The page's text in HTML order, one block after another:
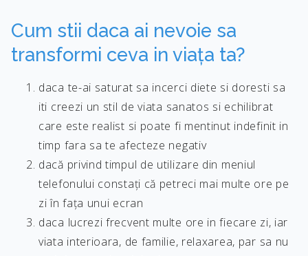
Cum stii daca ai nevoie sa
transformi ceva in viața ta?
daca te-ai saturat sa incerci diete si doresti sa
iti creezi un stil de viata sanatos si echilibrat
care este realist si poate fi mentinut indefinit in
timp fara sa te afecteze negativ
dacă privind timpul de utilizare din meniul
telefonului constați că petreci mai multe ore pe
zi în fața unui ecran
daca lucrezi frecvent multe ore in fiecare zi, iar
viata interioara, de familie, relaxarea, par sa nu